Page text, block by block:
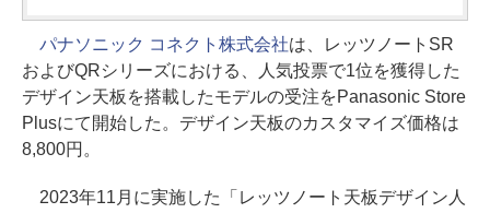
パナソニック コネクト株式会社は、レッツノートSR
およびQRシリーズにおける、人気投票で1位を獲得した
デザイン天板を搭載したモデルの受注をPanasonic Store
Plusにて開始した。デザイン天板のカスタマイズ価格は
8,800円。
2023年11月に実施した「レッツノート天板デザイン人